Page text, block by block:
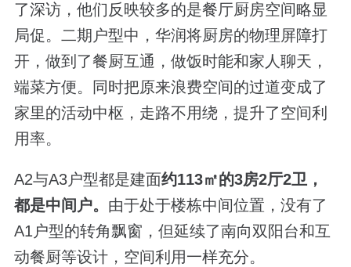
了深访，他们反映较多的是餐厅厨房空间略显
局促。二期户型中，华润将厨房的物理屏障打
开，做到了餐厨互通 ，做饭时能和家人聊天，
端菜方便。同时把原来浪费空间的过道变成了
家里的活动中枢， 走路不用绕，提升了空间利
用率。
A2与A3户型都是建面约113㎡的3房2厅2卫，
都是中间户。 由于处于楼栋中间位置，没有了
A1 户型的转角飘窗，但延续了南向双阳台和互
动餐厨等设计，空间利用一样充分。